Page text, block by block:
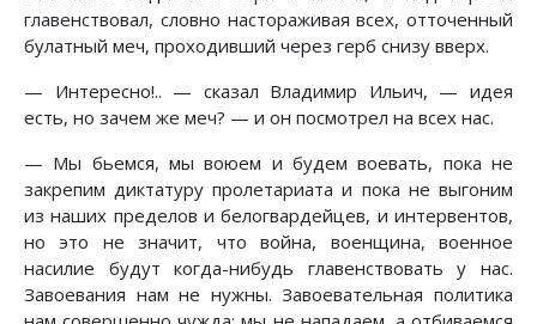
главенствовал, словно настораживая всех, отточенный
булатный меч, проходивший через герб снизу вверх.
— Интересно!.. — сказал Владимир Ильич, — идея
есть, но зачем же меч? — и он посмотрел на всех нас.
— Мы бьемся, мы воюем и будем воевать, пока не
закрепим диктатуру пролетариата и пока не выгоним
из наших пределов и белогвардейцев, и интервентов,
но это не значит, что война, военщина, военное
насилие будут когда-нибудь главенствовать у нас.
Завоевания нам не нужны. Завоевательная политика